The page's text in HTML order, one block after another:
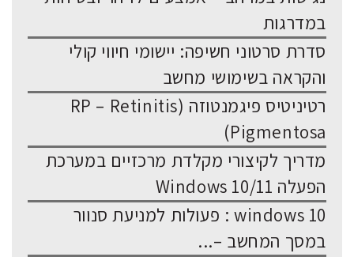
במדרגות
סדרת סרטוני חשיפה: יישומי חיווי קולי
והקראה בשימושי מחשב
רטיניטיס פיגמנטוזה (RP – Retinitis
Pigmentosa)
מדריך לקיצורי מקלדת מרכזיים במערכת
הפעלה Windows 10/11
windows 10 : פעולות למניעת סנוור
במסך המחשב –...